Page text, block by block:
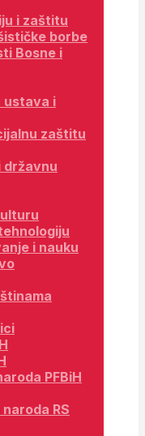
i zaštitu
borbe
Bosne i
ustava i
zaštitu
državnu
i nauku
PFBiH
RS